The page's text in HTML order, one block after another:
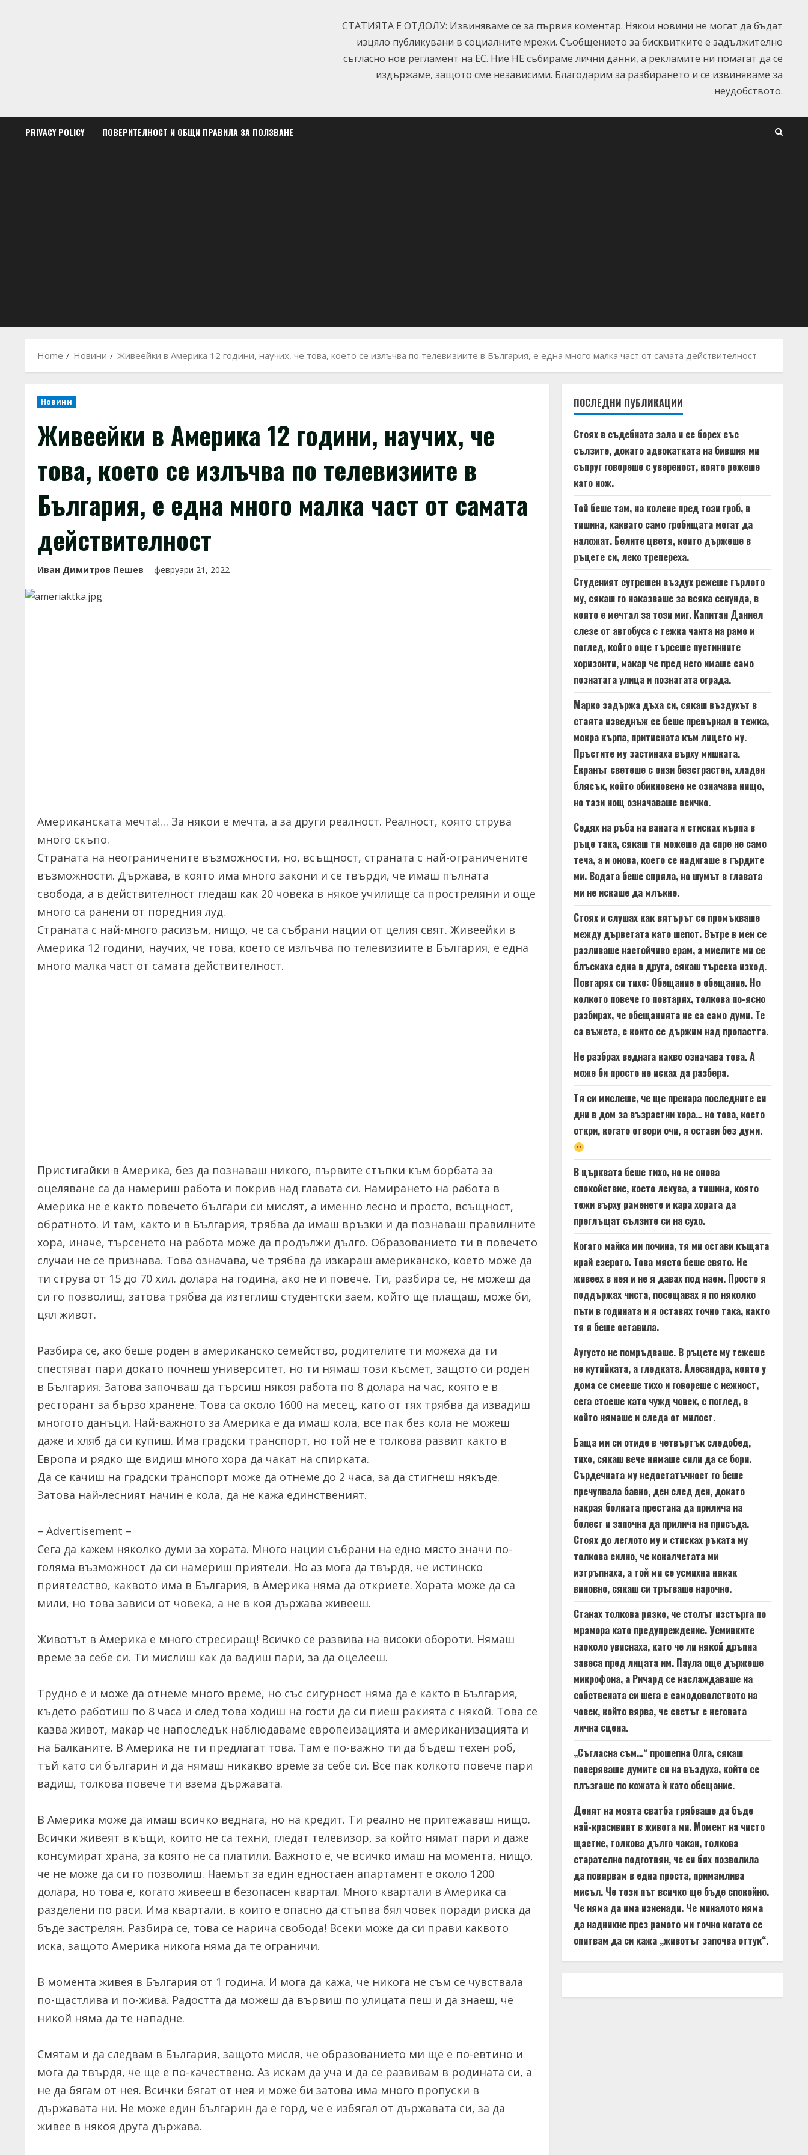
СТАТИЯТА Е ОТДОЛУ: Извиняваме се за първия коментар. Някои новини не могат да бъдат
изцяло публикувани в социалните мрежи. Съобщението за бисквитките е задължително
съгласно нов регламент на ЕС. Ние НЕ събираме лични данни, а рекламите ни помагат да се
издържаме, защото сме независими. Благодарим за разбирането и се извиняваме за
неудобството.
PRIVACY POLICY ПОВЕРИТЕЛНОСТ И ОБЩИ ПРАВИЛА ЗА ПОЛЗВАНЕ
Home Новини Живеейки в Америка 12 години, научих, че това, което се излъчва по телевизиите в България, е една много малка част от самата действителност
Новини
Живеейки в Америка 12 години, научих, че
това, което се излъчва по телевизиите в
България, е една много малка част от самата
действителност
Иван Димитров Пешев февруари 21, 2022
Американската мечта!… За някои е мечтa, а за други реалност. Реалност, която струва
много скъпо.
Страната на неограничените възможности, но, всъщност, страната с най-ограничените
възможности. Държава, в която има много закони и се твърди, че имаш пълната
свобода, а в действителност гледаш как 20 човека в някое училище са простреляни и още
много са ранени от поредния луд.
Страната с най-много расизъм, нищо, че са събрани нации от целия свят. Живеейки в
Америка 12 години, научих, че това, което се излъчва по телевизиите в България, е една
много малка част от самата действителност.
Пристигайки в Америка, без да познаваш никого, първите стъпки към борбата за
оцеляване са да намериш работа и покрив над главата си. Намирането на работа в
Америка не е както повечето българи си мислят, а именно лесно и просто, всъщност,
обратното. И там, както и в България, трябва да имаш връзки и да познаваш правилните
хора, иначе, търсенето на работа може да продължи дълго. Образованието ти в повечето
случаи не се признава. Това означава, че трябва да изкараш американско, което може да
ти струва от 15 до 70 хил. долара на година, ако не и повече. Ти, разбира се, не можеш да
си го позволиш, затова трябва да изтеглиш студентски заем, който ще плащаш, може би,
цял живот.
Разбира се, ако беше роден в американско семейство, родителите ти можеха да ти
спестяват пари докато почнеш университет, но ти нямаш този късмет, защото си роден
в България. Затова започваш да търсиш някоя работа по 8 долара на час, която е в
ресторант за бързо хранене. Това са около 1600 на месец, като от тях трябва да извадиш
многото данъци. Най-важното за Америка е да имаш кола, все пак без кола не можеш
даже и хляб да си купиш. Има градски транспорт, но той не е толкова развит както в
Европа и рядко ще видиш много хора да чакат на спирката.
Да се качиш на градски транспорт може да отнеме до 2 часа, за да стигнеш някъде.
Затова най-лесният начин е кола, да не кажа единственият.
– Advertisement –
Сега да кажем няколко думи за хората. Много нации събрани на едно място значи по-
голяма възможност да си намериш приятели. Но аз мога да твърдя, че истинско
приятелство, каквото има в България, в Америка няма да откриете. Хората може да са
мили, но това зависи от човека, а не в коя държава живееш.
Животът в Америка е много стресиращ! Всичко се развива на високи обороти. Нямаш
време за себе си. Ти мислиш как да вадиш пари, за да оцелееш.
Трудно е и може да отнеме много време, но със сигурност няма да е както в България,
където работиш по 8 часа и след това ходиш на гости да си пиеш ракията с някой. Това се
казва живот, макар че напоследък наблюдаваме европеизацията и американизацията и
на Балканите. В Америка не ти предлагат това. Там е по-важно ти да бъдеш техен роб,
тъй като си българин и да нямаш никакво време за себе си. Все пак колкото повече пари
вадиш, толкова повече ти взема държавата.
В Америка може да имаш всичко веднага, но на кредит. Ти реално не притежаваш нищо.
Всички живеят в къщи, които не са техни, гледат телевизор, за който нямат пари и даже
консумират храна, за която не са платили. Важното е, че всичко имаш на момента, нищо,
че не може да си го позволиш. Наемът за един едностаен апартамент е около 1200
долара, но това е, когато живееш в безопасен квартал. Много квартали в Америка са
разделени по раси. Има квартали, в които е опасно да стъпва бял човек поради риска да
бъде застрелян. Разбира се, това се нарича свобода! Всеки може да си прави каквото
иска, защото Америка никога няма да те ограничи.
В момента живея в България от 1 година. И мога да кажа, че никога не съм се чувствала
по-щастлива и по-жива. Радостта да можеш да вървиш по улицата пеш и да знаеш, че
никой няма да те нападне.
Смятам и да следвам в България, защото мисля, че образованието ми ще е по-евтино и
мога да твърдя, че ще е по-качествено. Аз искам да уча и да се развивам в родината си, а
не да бягам от нея. Всички бягат от нея и може би затова има много пропуски в
държавата ни. Не може един българин да е горд, че е избягал от държавата си, за да
живее в някоя друга държава.
ПОСЛЕДНИ ПУБЛИКАЦИИ
Стоях в съдебната зала и се борех със
сълзите, докато адвокатката на бившия ми
съпруг говореше с увереност, която режеше
като нож.
Той беше там, на колене пред този гроб, в
тишина, каквато само гробищата могат да
наложат. Белите цветя, които държеше в
ръцете си, леко трепереха.
Студеният сутрешен въздух режеше гърлото
му, сякаш го наказваше за всяка секунда, в
която е мечтал за този миг. Капитан Даниел
слезе от автобуса с тежка чанта на рамо и
поглед, който още търсеше пустинните
хоризонти, макар че пред него имаше само
познатата улица и познатата ограда.
Марко задържа дъха си, сякаш въздухът в
стаята изведнъж се беше превърнал в тежка,
мокра кърпа, притисната към лицето му.
Пръстите му застинаха върху мишката.
Екранът светеше с онзи безстрастен, хладен
блясък, който обикновено не означава нищо,
но тази нощ означаваше всичко.
Седях на ръба на ваната и стисках кърпа в
ръце така, сякаш тя можеше да спре не само
теча, а и онова, което се надигаше в гърдите
ми. Водата беше спряла, но шумът в главата
ми не искаше да млъкне.
Стоях и слушах как вятърът се промъкваше
между дърветата като шепот. Вътре в мен се
разливаше настойчиво срам, а мислите ми се
блъскаха една в друга, сякаш търсеха изход.
Повтарях си тихо: Обещание е обещание. Но
колкото повече го повтарях, толкова по-ясно
разбирах, че обещанията не са само думи. Те
са въжета, с които се държим над пропастта.
Не разбрах веднага какво означава това. А
може би просто не исках да разбера.
Тя си мислеше, че ще прекара последните си
дни в дом за възрастни хора… но това, което
откри, когато отвори очи, я остави без думи.
В църквата беше тихо, но не онова
спокойствие, което лекува, а тишина, която
тежи върху раменете и кара хората да
преглъщат сълзите си на сухо.
Когато майка ми почина, тя ми остави къщата
край езерото. Това място беше свято. Не
живеех в нея и не я давах под наем. Просто я
поддържах чиста, посещавах я по няколко
пъти в годината и я оставях точно така, както
тя я беше оставила.
Аугусто не помръдваше. В ръцете му тежеше
не кутийката, а гледката. Алесандра, която у
дома се смееше тихо и говореше с нежност,
сега стоеше като чужд човек, с поглед, в
който нямаше и следа от милост.
Баща ми си отиде в четвъртък следобед,
тихо, сякаш вече нямаше сили да се бори.
Сърдечната му недостатъчност го беше
пречупвала бавно, ден след ден, докато
накрая болката престана да прилича на
болест и започна да прилича на присъда.
Стоях до леглото му и стисках ръката му
толкова силно, че кокалчетата ми
изтръпнаха, а той ми се усмихна някак
виновно, сякаш си тръгваше нарочно.
Станах толкова рязко, че столът изстърга по
мрамора като предупреждение. Усмивките
наоколо увиснаха, като че ли някой дръпна
завеса пред лицата им. Паула още държеше
микрофона, а Ричард се наслаждаваше на
собствената си шега с самодоволството на
човек, който вярва, че светът е неговата
лична сцена.
„Съгласна съм…“ прошепна Олга, сякаш
поверяваше думите си на въздуха, който се
плъзгаше по кожата ѝ като обещание.
Денят на моята сватба трябваше да бъде
най-красивият в живота ми. Момент на чисто
щастие, толкова дълго чакан, толкова
старателно подготвян, че си бях позволила
да повярвам в една проста, примамлива
мисъл. Че този път всичко ще бъде спокойно.
Че няма да има изненади. Че миналото няма
да надникне през рамото ми точно когато се
опитвам да си кажа „животът започва оттук“.